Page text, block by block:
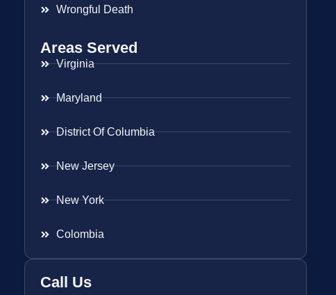
Wrongful Death
Areas Served
Virginia
Maryland
District Of Columbia
New Jersey
New York
Colombia
Call Us